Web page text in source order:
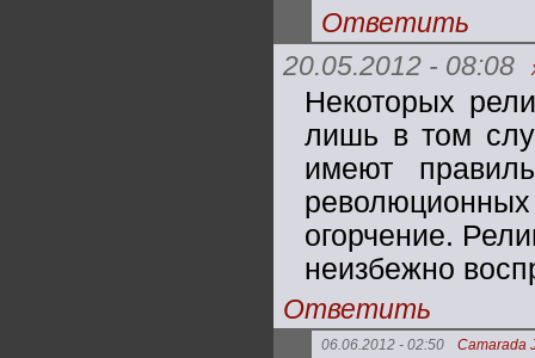
Ответить
20.05.2012 - 08:08
Некоторых
лишь в том
имеют
огорчение.
неизбежно
Ответить
06.06.2012 - 02:50 Camarada